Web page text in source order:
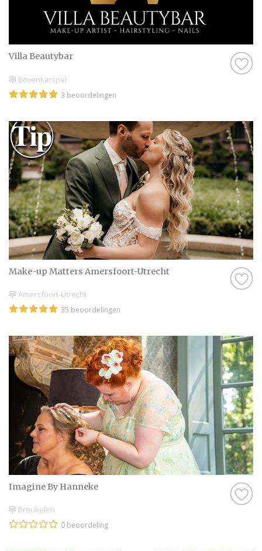
Villa Beautybar
Bovenkarspel
3 beoordelingen
Make-up Matters Amersfoort-Utrecht
Amersfoort-Utrecht
35 beoordelingen
Imagine By Hanneke
Breukelen
0 beoordeling